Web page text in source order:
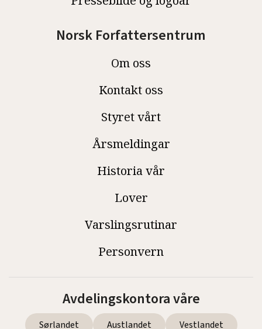
Norsk Forfattersentrum
Om oss
Kontakt oss
Styret vårt
Årsmeldingar
Historia vår
Lover
Varslingsrutinar
Personvern
Avdelingskontora våre
Sørlandet Austlandet Vestlandet